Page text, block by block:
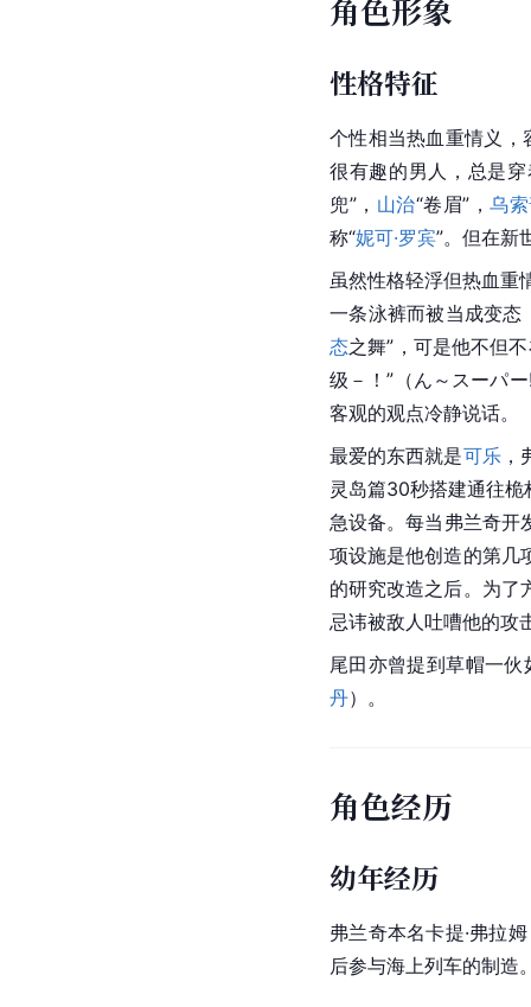
角色形象
性格特征
个性相当热血重情义
很有趣的男人，总是
兜”， 山治“卷眉”，乌
称“妮可·罗宾”。但在新
虽然性格轻浮但热血重
一条泳裤而被当成变态
态之舞”，可是他不但
级－！”（ん～スーパ
客观的观点冷静说话。
最爱的东西就是可乐，
灵岛篇30秒搭建通往
急设备。每当弗兰奇开
项设施是他创造的第几
的研究改造之后。为了
忌讳被敌人吐嘈他的攻
尾田亦曾提到草帽一
丹）。
角色经历
幼年经历
弗兰奇本名卡提·弗拉
后参与海上列车的制造